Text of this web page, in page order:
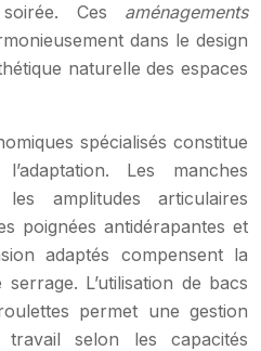
Ces aménagements
dans le design
naturelle des espaces
spécialisés constitue
Les manches
les amplitudes articulaires
poignées antidérapantes et
adaptés compensent la
L’utilisation de bacs
permet une gestion
selon les capacités